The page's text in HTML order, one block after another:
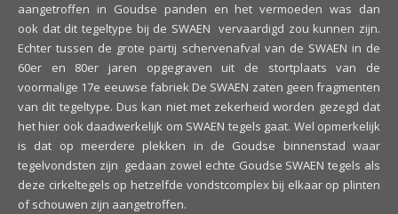
aangetroffen in Goudse panden en het vermoeden was dan
ook dat dit tegeltype bij de SWAEN vervaardigd zou kunnen zijn.
Echter tussen de grote partij schervenafval van de SWAEN in de
60er en 80er jaren opgegraven uit de stortplaats van de
voormalige 17e eeuwse fabriek De SWAEN zaten geen fragmenten
van dit tegeltype. Dus kan niet met zekerheid worden gezegd dat
het hier ook daadwerkelijk om SWAEN tegels gaat. Wel opmerkelijk
is dat op meerdere plekken in de Goudse binnenstad waar
tegelvondsten zijn gedaan zowel echte Goudse SWAEN tegels als
deze cirkeltegels op hetzelfde vondstcomplex bij elkaar op plinten
of schouwen zijn aangetroffen.